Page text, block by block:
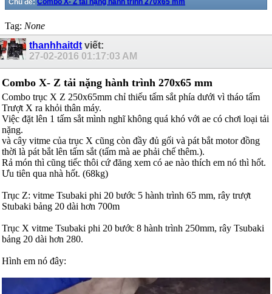
Tag: None
thanhhaitdt viết:
27-02-2016 01:17:03 AM
Combo X- Z tải nặng hành trình 270x65 mm
Combo trục X Z 250x65mm chỉ thiếu tấm sắt phía dưới vì tháo tấm
Trượt X ra khỏi thân máy.
Việc đặt lên 1 tấm sắt mình nghĩ không quá khó với ae có chơi loại tải
nặng.
và cây vitme của trục X cũng còn đầy đủ gối và pát bắt motor đồng
thời là pát bắt lên tấm sắt (tấm mà ae phải chế thêm.).
Rả món thì cũng tiếc thôi cứ đăng xem có ae nào thích em nó thì hốt.
Ưu tiên qua nhà hốt. (68kg)
Trục Z: vitme Tsubaki phi 20 bước 5 hành trình 65 mm, rây trượt
Stubaki bảng 20 dài hơn 700m
Trục X vitme Tsubaki phi 20 bước 8 hành trình 250mm, rây Tsubaki
bảng 20 dài hơn 280.
Hình em nó đây: